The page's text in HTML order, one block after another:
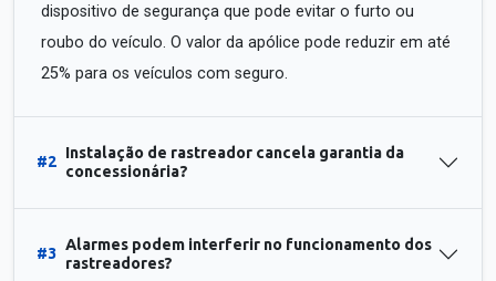
dispositivo de segurança que pode evitar o furto ou
roubo do veículo. O valor da apólice pode reduzir em até
25% para os veículos com seguro.
#2
Instalação de rastreador cancela garantia da
concessionária?
#3
Alarmes podem interferir no funcionamento dos
rastreadores?